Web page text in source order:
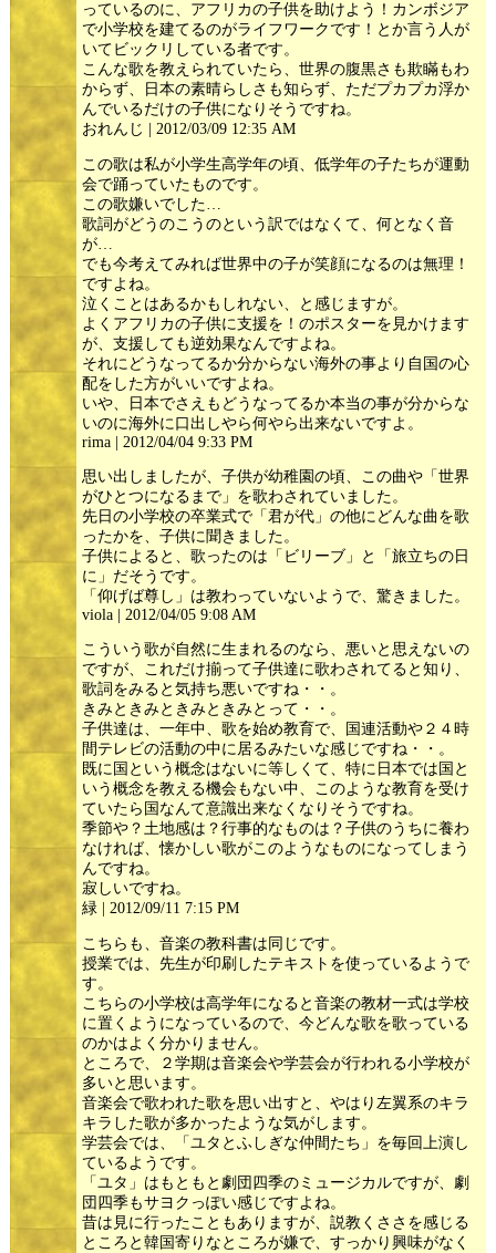
っているのに、アフリカの子供を助けよう！カンボジア
で小学校を建てるのがライフワークです！とか言う人が
いてビックリしている者です。
こんな歌を教えられていたら、世界の腹黒さも欺瞞もわ
からず、日本の素晴らしさも知らず、ただプカプカ浮か
んでいるだけの子供になりそうですね。
おれんじ | 2012/03/09 12:35 AM
この歌は私が小学生高学年の頃、低学年の子たちが運動
会で踊っていたものです。
この歌嫌いでした…
歌詞がどうのこうのという訳ではなくて、何となく音
が…
でも今考えてみれば世界中の子が笑顔になるのは無理！
ですよね。
泣くことはあるかもしれない、と感じますが。
よくアフリカの子供に支援を！のポスターを見かけます
が、支援しても逆効果なんですよね。
それにどうなってるか分からない海外の事より自国の心
配をした方がいいですよね。
いや、日本でさえもどうなってるか本当の事が分からな
いのに海外に口出しやら何やら出来ないですよ。
rima | 2012/04/04 9:33 PM
思い出しましたが、子供が幼稚園の頃、この曲や「世界
がひとつになるまで」を歌わされていました。
先日の小学校の卒業式で「君が代」の他にどんな曲を歌
ったかを、子供に聞きました。
子供によると、歌ったのは「ビリーブ」と「旅立ちの日
に」だそうです。
「仰げば尊し」は教わっていないようで、驚きました。
viola | 2012/04/05 9:08 AM
こういう歌が自然に生まれるのなら、悪いと思えないの
ですが、これだけ揃って子供達に歌わされてると知り、
歌詞をみると気持ち悪いですね・・。
きみときみときみときみとって・・。
子供達は、一年中、歌を始め教育で、国連活動や２４時
間テレビの活動の中に居るみたいな感じですね・・。
既に国という概念はないに等しくて、特に日本では国と
いう概念を教える機会もない中、このような教育を受け
ていたら国なんて意識出来なくなりそうですね。
季節や？土地感は？行事的なものは？子供のうちに養わ
なければ、懐かしい歌がこのようなものになってしまう
んですね。
寂しいですね。
緑 | 2012/09/11 7:15 PM
こちらも、音楽の教科書は同じです。
授業では、先生が印刷したテキストを使っているようで
す。
こちらの小学校は高学年になると音楽の教材一式は学校
に置くようになっているので、今どんな歌を歌っている
のかはよく分かりません。
ところで、２学期は音楽会や学芸会が行われる小学校が
多いと思います。
音楽会で歌われた歌を思い出すと、やはり左翼系のキラ
キラした歌が多かったような気がします。
学芸会では、「ユタとふしぎな仲間たち」を毎回上演し
ているようです。
「ユタ」はもともと劇団四季のミュージカルですが、劇
団四季もサヨクっぽい感じですよね。
昔は見に行ったこともありますが、説教くささを感じる
ところと韓国寄りなところが嫌で、すっかり興味がなく